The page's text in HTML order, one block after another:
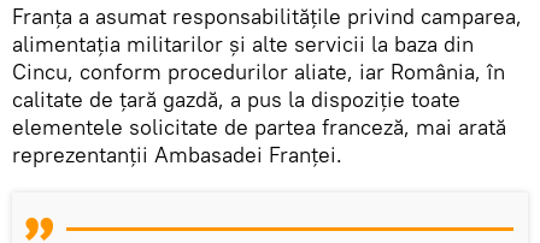
Franţa a asumat responsabilităţile privind camparea,
alimentaţia militarilor şi alte servicii la baza din
Cincu, conform procedurilor aliate, iar România, în
calitate de ţară gazdă, a pus la dispoziţie toate
elementele solicitate de partea franceză, mai arată
reprezentanţii Ambasadei Franţei.